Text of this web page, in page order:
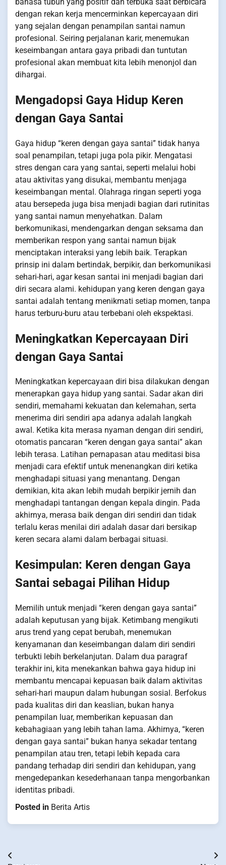
dengan rekan kerja mencerminkan kepercayaan diri
yang sejalan dengan penampilan santai namun
profesional. Seiring perjalanan karir, menemukan
keseimbangan antara gaya pribadi dan tuntutan
profesional akan membuat kita lebih menonjol dan
dihargai.
Mengadopsi Gaya Hidup Keren
dengan Gaya Santai
Gaya hidup “keren dengan gaya santai” tidak hanya
soal penampilan, tetapi juga pola pikir. Mengatasi
stres dengan cara yang santai, seperti melalui hobi
atau aktivitas yang disukai, membantu menjaga
keseimbangan mental. Olahraga ringan seperti yoga
atau bersepeda juga bisa menjadi bagian dari rutinitas
yang santai namun menyehatkan. Dalam
berkomunikasi, mendengarkan dengan seksama dan
memberikan respon yang santai namun bijak
menciptakan interaksi yang lebih baik. Terapkan
prinsip ini dalam bertindak, berpikir, dan berkomunikasi
sehari-hari, agar kesan santai ini menjadi bagian dari
diri secara alami. kehidupan yang keren dengan gaya
santai adalah tentang menikmati setiap momen, tanpa
harus terburu-buru atau terbebani oleh ekspektasi.
Meningkatkan Kepercayaan Diri
dengan Gaya Santai
Meningkatkan kepercayaan diri bisa dilakukan dengan
menerapkan gaya hidup yang santai. Sadar akan diri
sendiri, memahami kekuatan dan kelemahan, serta
menerima diri sendiri apa adanya adalah langkah
awal. Ketika kita merasa nyaman dengan diri sendiri,
otomatis pancaran “keren dengan gaya santai” akan
lebih terasa. Latihan pernapasan atau meditasi bisa
menjadi cara efektif untuk menenangkan diri ketika
menghadapi situasi yang menantang. Dengan
demikian, kita akan lebih mudah berpikir jernih dan
menghadapi tantangan dengan kepala dingin. Pada
akhirnya, merasa baik dengan diri sendiri dan tidak
terlalu keras menilai diri adalah dasar dari bersikap
keren secara alami dalam berbagai situasi.
Kesimpulan: Keren dengan Gaya
Santai sebagai Pilihan Hidup
Memilih untuk menjadi “keren dengan gaya santai”
adalah keputusan yang bijak. Ketimbang mengikuti
arus trend yang cepat berubah, menemukan
kenyamanan dan keseimbangan dalam diri sendiri
terbukti lebih berkelanjutan. Dalam dua paragraf
terakhir ini, kita menekankan bahwa gaya hidup ini
membantu mencapai kepuasan baik dalam aktivitas
sehari-hari maupun dalam hubungan sosial. Berfokus
pada kualitas diri dan keaslian, bukan hanya
penampilan luar, memberikan kepuasan dan
kebahagiaan yang lebih tahan lama. Akhirnya, “keren
dengan gaya santai” bukan hanya sekadar tentang
penampilan atau tren, tetapi lebih kepada cara
pandang terhadap diri sendiri dan kehidupan, yang
mengedepankan kesederhanaan tanpa mengorbankan
identitas pribadi.
Posted in Berita Artis
Post